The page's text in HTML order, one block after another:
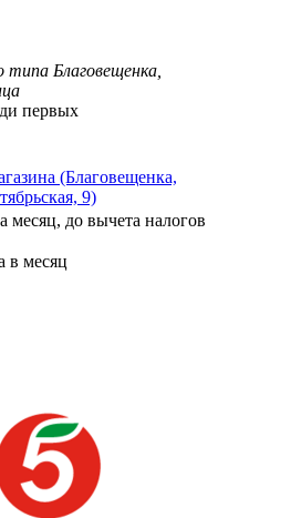
типа Благовещенка,
первых
(Благовещенка,
9)
месяц, до вычета налогов
в месяц